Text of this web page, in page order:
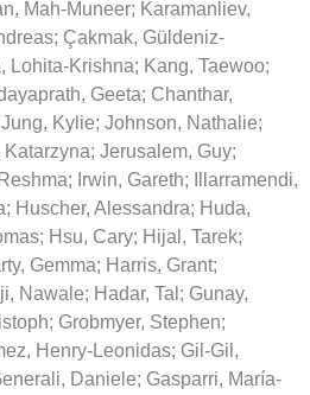
Mah-Muneer; Karamanliev,
; Çakmak, Güldeniz-
Lohita-Krishna; Kang, Taewoo;
Geeta; Chanthar,
Jung, Kylie; Johnson, Nathalie;
Katarzyna; Jerusalem, Guy;
; Irwin, Gareth;
Illarramendi,
; Huscher, Alessandra; Huda,
; Hsu, Cary; Hijal, Tarek;
Gemma; Harris, Grant;
Nawale; Hadar, Tal ; Gunay,
; Grobmyer, Stephen;
Henry-Leonidas; Gil-Gil,
Daniele; Gasparri, María-